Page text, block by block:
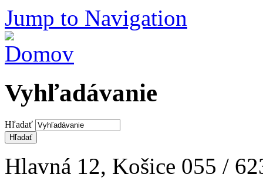
Jump to Navigation
Vyhľadávanie
Hľadať
Hlavná 12, Košice 055 /